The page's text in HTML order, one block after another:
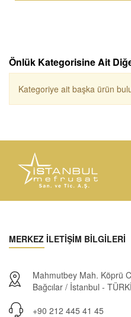
Önlük Kategorisine Ait
Kategoriye ait başka ürün
MERKEZ İLETİŞİM BİLGİLERİ
Mahmutbey Mah. Köprü
Bağcılar / İstanbul -
+90 212 445 41 45